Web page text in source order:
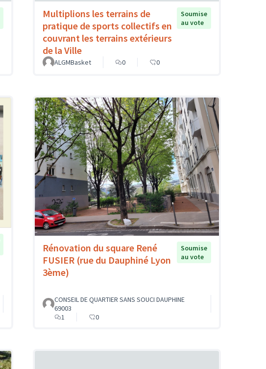
Multiplions les terrains de
pratique de sports collectifs en
couvrant les terrains extérieurs
de la Ville
Soumise
au vote
ALGMBasket 0 0
Rénovation du square René
FUSIER (rue du Dauphiné Lyon
3ème)
Soumise
au vote
CONSEIL DE QUARTIER SANS SOUCI DAUPHINE
69003
1
0